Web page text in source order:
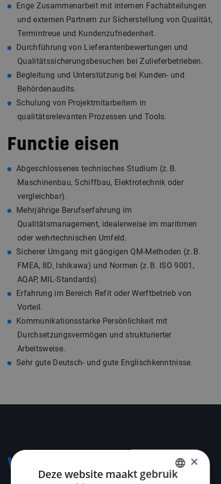
Enge Zusammenarbeit mit internen Fachabteilungen
und externen Partnern zur Sicherstellung von Qualität,
Termintreue und Kundenzufriedenheit.
Durchführung von Lieferantenbewertungen und
Qualitätssicherungsbesuchen bei Zulieferbetrieben.
Begleitung und Unterstützung bei Kunden- und
Behördenaudits.
Schulung von Projektmitarbeitern in
qualitätsrelevanten Prozessen und Tools.
Functie eisen
Abgeschlossenes technisches Studium (z. B.
Maschinenbau, Schiffbau, Elektrotechnik oder
vergleichbar).
Mehrjährige Berufserfahrung im
Qualitätsmanagement, idealerweise im maritimen
oder wehrtechnischen Umfeld.
Sicherer Umgang mit gängigen QM-Methoden (z. B.
FMEA, 8D, Ishikawa) und Normen (z. B. ISO 9001,
AQAP, MIL-Standards).
Erfahrung im Bereich Refit oder Werftbetrieb von
Vorteil.
Kommunikationsstarke Persönlichkeit mit
Durchsetzungsvermögen und strukturierter
Arbeitsweise.
Sehr gute Deutsch- und gute Englischkenntnisse.
Voorwaarden ×
Deze website maakt gebruik